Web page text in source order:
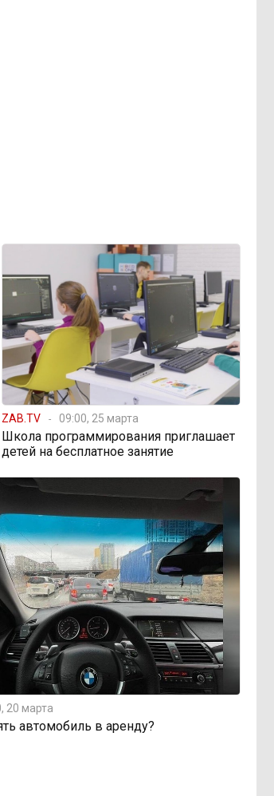
ZAB.TV 09:00, 25 марта
Школа программирования приглашает
детей на бесплатное занятие
20 марта
автомобиль в аренду?